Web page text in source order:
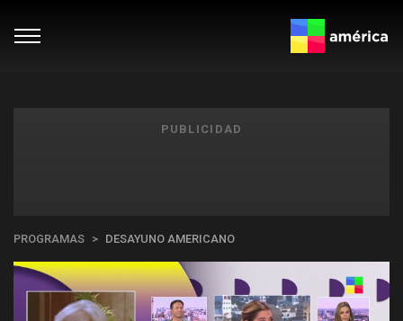
PUBLICIDAD
PROGRAMAS DESAYUNO AMERICANO